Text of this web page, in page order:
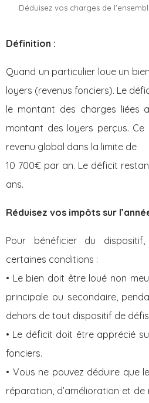
Déduisez vos charges de
Définition :
Quand un particulier loue un
loyers (revenus fonciers). Le
le montant des charges liées
montant des loyers perçus.
revenu global dans la limite de
10 700€ par an. Le déficit
ans.
Réduisez vos impôts sur
Pour bénéficier du
certaines conditions :
• Le bien doit être loué non
principale ou secondaire,
dehors de tout dispositif de
• Le déficit doit être apprécié
fonciers.
• Vous ne pouvez déduire que
réparation, d’amélioration et